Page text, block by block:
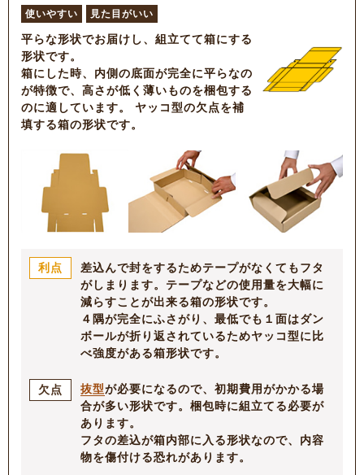
使いやすい 見た目がいい
平らな形状でお届けし、組立てて箱にする
形状です。
箱にした時、内側の底面が完全に平らなの
が特徴で、高さが低く薄いものを梱包する
のに適しています。 ヤッコ型の欠点を補
填する箱の形状です。
利点
差込んで封をするためテープがなくてもフタ
がしまります。テープなどの使用量を大幅に
減らすことが出来る箱の形状です。
４隅が完全にふさがり、最低でも１面はダン
ボールが折り返されているためヤッコ型に比
べ強度がある箱形状です。
欠点 抜型が必要になるので、初期費用がかかる場
合が多い形状です。梱包時に組立てる必要が
あります。
フタの差込が箱内部に入る形状なので、内容
物を傷付ける恐れがあります。